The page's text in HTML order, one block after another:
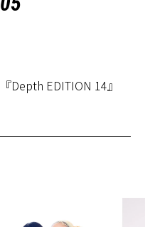
『Depth EDITION 14』